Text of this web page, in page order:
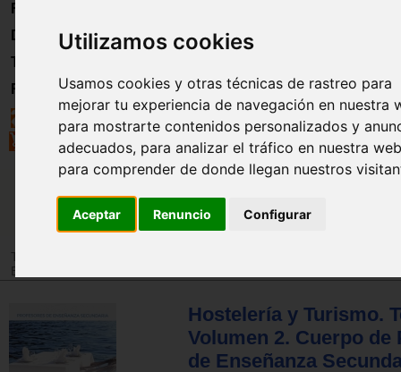
Utilizamos cookies
Usamos cookies y otras técnicas de rastreo para
mejorar tu experiencia de navegación en nuestra
para mostrarte contenidos personalizados y
adecuados, para analizar el tráfico en nuestra
para comprender de donde llegan nuestros
Aceptar Renuncio Configurar
Formación
Directorio
Trabajo
Registro
Tienda
Educación secundaria
Hostelería y Turismo.
Volumen 2. Cuerpo de
de Enseñanza